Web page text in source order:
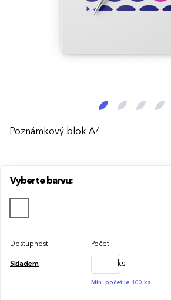
Poznámkový blok A4
Vyberte barvu:
Dostupnost Počet
Skladem ks
Min. počet je 100 ks